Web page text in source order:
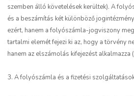
szemben álló követelések kerültek). A
és a beszámítás két különböző
ezért, hanem a folyószámla-jogviszony
tartalmi elemét fejezi ki az, hogy a törvény
hanem az elszámolás kifejezést alkalmazza
3. A folyószámla és a fizetési